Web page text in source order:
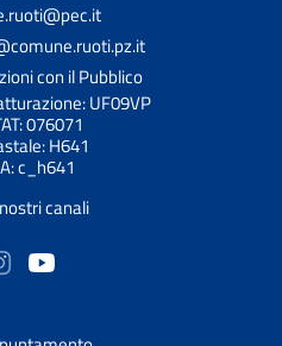
con il Pubblico
UF09VP
076071
H641
c_h641
canali